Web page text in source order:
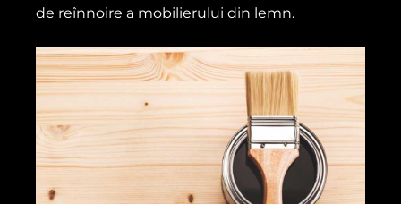
de reînnoire a mobilierului din lemn.